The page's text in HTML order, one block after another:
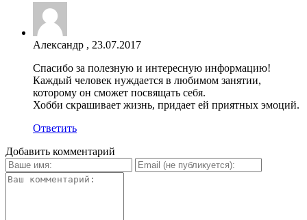
Александр , 23.07.2017
Спасибо за полезную и интересную информацию!
Каждый человек нуждается в любимом занятии,
которому он сможет посвящать себя.
Хобби скрашивает жизнь, придает ей приятных эмоций.
Ответить
Добавить комментарий